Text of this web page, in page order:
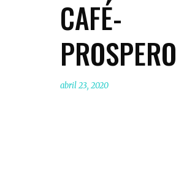
CAFÉ-
PROSPERO
abril 23, 2020